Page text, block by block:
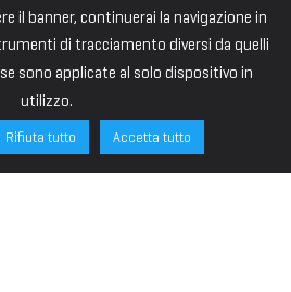
il banner, continuerai la navigazione in
di tracciamento diversi da quelli
sono applicate al solo dispositivo in
utilizzo.
Rifiuta tutto Accetta tutto